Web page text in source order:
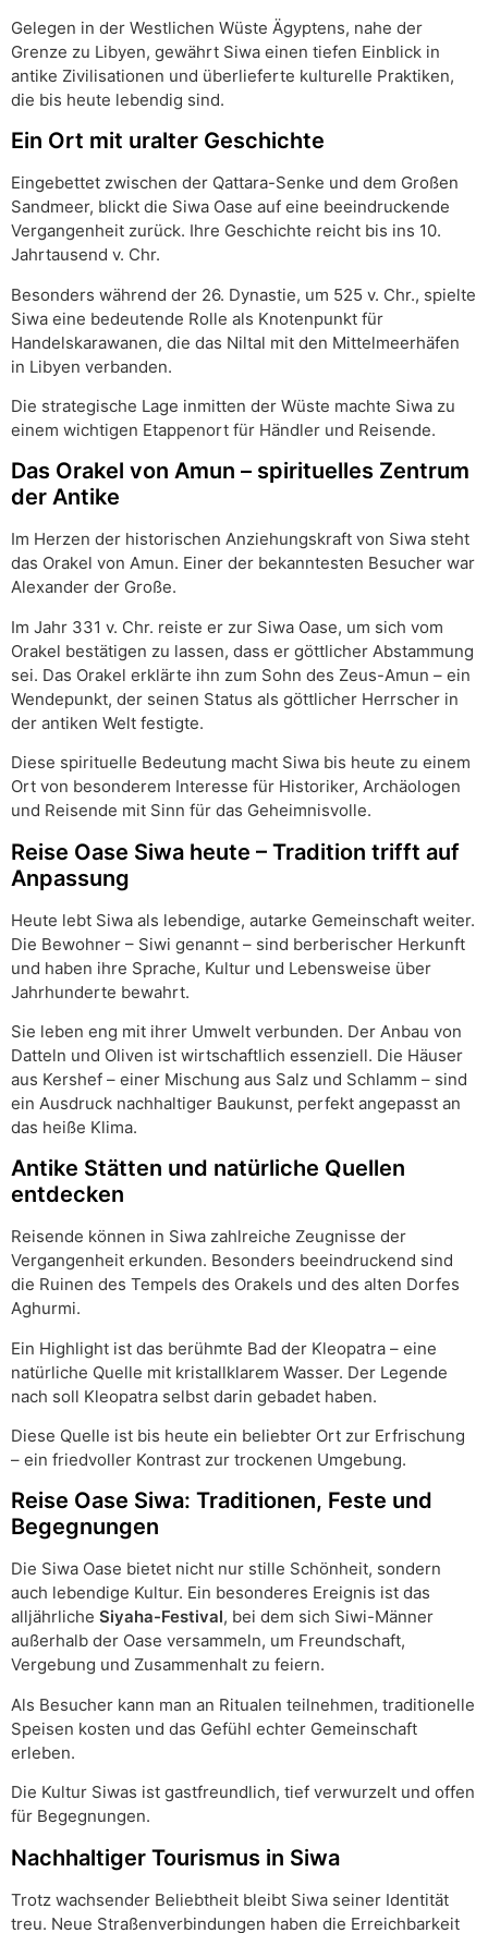
Gelegen in der Westlichen Wüste Ägyptens, nahe der
Grenze zu Libyen, gewährt Siwa einen tiefen Einblick in
antike Zivilisationen und überlieferte kulturelle Praktiken,
die bis heute lebendig sind.
Ein Ort mit uralter Geschichte
Eingebettet zwischen der Qattara-Senke und dem Großen
Sandmeer, blickt die Siwa Oase auf eine beeindruckende
Vergangenheit zurück. Ihre Geschichte reicht bis ins 10.
Jahrtausend v. Chr.
Besonders während der 26. Dynastie, um 525 v. Chr., spielte
Siwa eine bedeutende Rolle als Knotenpunkt für
Handelskarawanen, die das Niltal mit den Mittelmeerhäfen
in Libyen verbanden.
Die strategische Lage inmitten der Wüste machte Siwa zu
einem wichtigen Etappenort für Händler und Reisende.
Das Orakel von Amun – spirituelles Zentrum
der Antike
Im Herzen der historischen Anziehungskraft von Siwa steht
das Orakel von Amun. Einer der bekanntesten Besucher war
Alexander der Große.
Im Jahr 331 v. Chr. reiste er zur Siwa Oase, um sich vom
Orakel bestätigen zu lassen, dass er göttlicher Abstammung
sei. Das Orakel erklärte ihn zum Sohn des Zeus-Amun – ein
Wendepunkt, der seinen Status als göttlicher Herrscher in
der antiken Welt festigte.
Diese spirituelle Bedeutung macht Siwa bis heute zu einem
Ort von besonderem Interesse für Historiker, Archäologen
und Reisende mit Sinn für das Geheimnisvolle.
Reise Oase Siwa heute – Tradition trifft auf
Anpassung
Heute lebt Siwa als lebendige, autarke Gemeinschaft weiter.
Die Bewohner – Siwi genannt – sind berberischer Herkunft
und haben ihre Sprache, Kultur und Lebensweise über
Jahrhunderte bewahrt.
Sie leben eng mit ihrer Umwelt verbunden. Der Anbau von
Datteln und Oliven ist wirtschaftlich essenziell. Die Häuser
aus Kershef – einer Mischung aus Salz und Schlamm – sind
ein Ausdruck nachhaltiger Baukunst, perfekt angepasst an
das heiße Klima.
Antike Stätten und natürliche Quellen
entdecken
Reisende können in Siwa zahlreiche Zeugnisse der
Vergangenheit erkunden. Besonders beeindruckend sind
die Ruinen des Tempels des Orakels und des alten Dorfes
Aghurmi.
Ein Highlight ist das berühmte Bad der Kleopatra – eine
natürliche Quelle mit kristallklarem Wasser. Der Legende
nach soll Kleopatra selbst darin gebadet haben.
Diese Quelle ist bis heute ein beliebter Ort zur Erfrischung
– ein friedvoller Kontrast zur trockenen Umgebung.
Reise Oase Siwa: Traditionen, Feste und
Begegnungen
Die Siwa Oase bietet nicht nur stille Schönheit, sondern
auch lebendige Kultur. Ein besonderes Ereignis ist das
alljährliche Siyaha-Festival, bei dem sich Siwi-Männer
außerhalb der Oase versammeln, um Freundschaft,
Vergebung und Zusammenhalt zu feiern.
Als Besucher kann man an Ritualen teilnehmen, traditionelle
Speisen kosten und das Gefühl echter Gemeinschaft
erleben.
Die Kultur Siwas ist gastfreundlich, tief verwurzelt und offen
für Begegnungen.
Nachhaltiger Tourismus in Siwa
Trotz wachsender Beliebtheit bleibt Siwa seiner Identität
treu. Neue Straßenverbindungen haben die Erreichbarkeit